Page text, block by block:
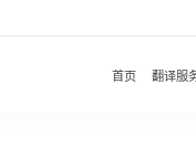
首页 翻译服